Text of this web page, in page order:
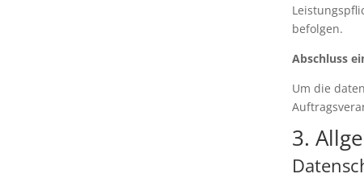
befolgen.
Abschluss
Um die
3.